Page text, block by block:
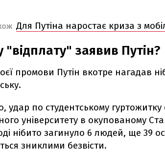
Для Путіна наростає криза з
"відплату" заявив Путін?
промови Путін вкотре нагадав
удар по студентському гуртожитку
університету в окупованому
нібито загинуло 6 людей, ще 39
зниклими безвісти.